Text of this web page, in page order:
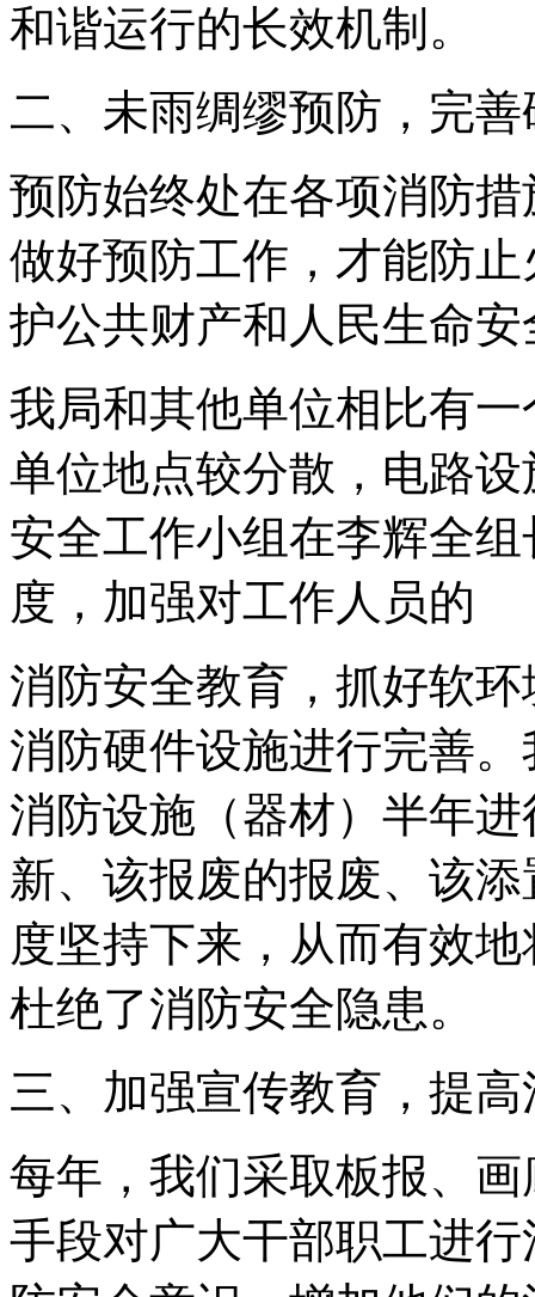
和谐运行的长效机制。
二、未雨绸缪预防，完
预防始终处在各项消防
做好预防工作，才能防
护公共财产和人民生命安
我局和其他单位相比有
单位地点较分散，电路
安全工作小组在李辉全
度，加强对工作人员的
消防安全教育，抓好软
消防硬件设施进行完善
消防设施（器材）半年
新、该报废的报废、该
度坚持下来，从而有效
杜绝了消防安全隐患。
三、加强宣传教育，提
每年，我们采取板报、
手段对广大干部职工进